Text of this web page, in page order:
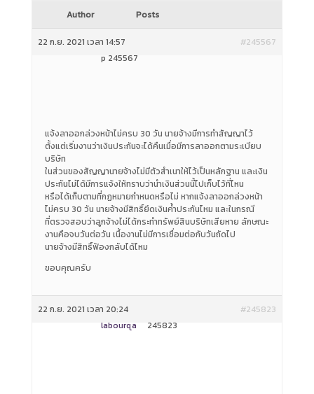
Author Posts
22 ก.ย. 2021 เวลา 14:57
#245567
p 245567
แจ้งลาออกล่วงหน้าไม่ครบ 30 วัน นายจ้างมีการทำสัญญาไว้
ตั้งแต่เริ่มงานว่าเงินประกันจะได้คืนเมื่อมีการลาออกตามระเบียบ
บริษัท
ในส่วนของสัญญานายจ้างไม่มีตัวสำเนาให้ไว้เป็นหลักฐาน และเงิน
ประกันไม่ได้มีการแจ้งให้ทราบว่านำเงินส่วนนี้ไปเก็บไว้ที่ไหน
หรือได้เก็บตามที่กฏหมายกำหนดหรือไม่ หากแจ้งลาออกล่วงหน้า
ไม่ครบ 30 วัน นายจ้างมีสิทธิ์ยึดเงินค้ำประกันไหม และในกรณี
ที่ตรวจสอบว่าลูกจ้างไม่ได้กระทำทรัพย์สินบริษัทเสียหาย ลักษณะ
งานคือจบวันต่อวัน เนื้องานไม่มีการเชื่อมต่อกับวันถัดไป
นายจ้างมีสิทธิ์ฟ้องกลับได้ไหม
ขอบคุณครับ
22 ก.ย. 2021 เวลา 20:24
#245823
labourqa
245823